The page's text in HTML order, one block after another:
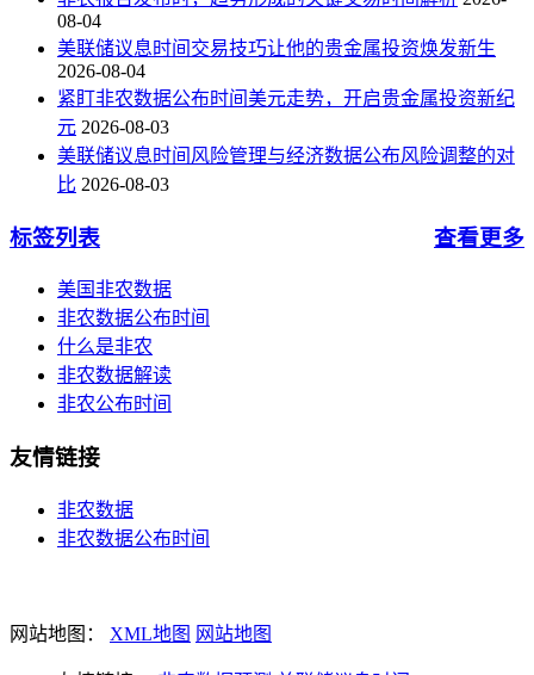
08-04
美联储议息时间交易技巧让他的贵金属投资焕发新生
2026-08-04
紧盯非农数据公布时间美元走势，开启贵金属投资新纪
元 2026-08-03
美联储议息时间风险管理与经济数据公布风险调整的对
比 2026-08-03
标签列表 查看更多
美国非农数据
非农数据公布时间
什么是非农
非农数据解读
非农公布时间
友情链接
非农数据
非农数据公布时间
网站地图： XML地图 网站地图